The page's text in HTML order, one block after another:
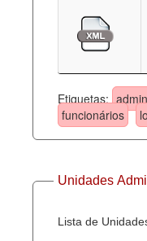
Etiquetas:
funcionários
Unidades
Lista de